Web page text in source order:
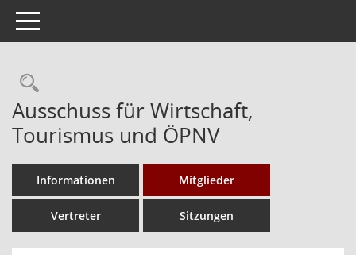
Toggle navigation
Rechercheauswahl
Ausschuss für Wirtschaft,
Tourismus und ÖPNV
Informationen Mitglieder
Vertreter Sitzungen